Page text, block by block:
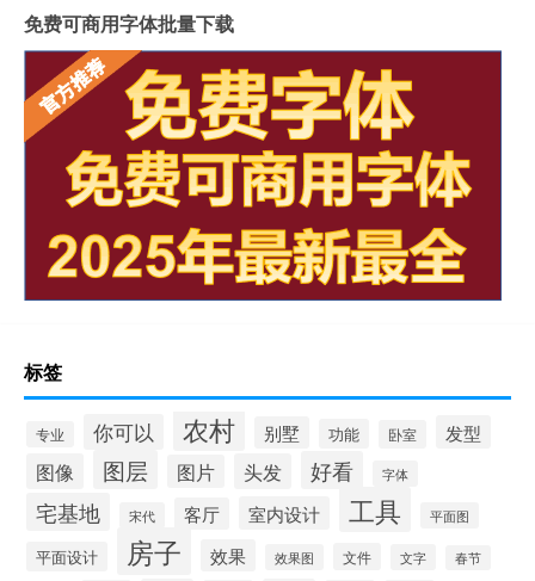
免费可商用字体批量下载
标签
专业 你可以 农村 别墅 功能 卧室 发型
图像 图层 图片 头发 好看 字体
宅基地 宋代 客厅 室内设计 工具 平面图
平面设计 房子 效果 效果图 文件 文字 春节